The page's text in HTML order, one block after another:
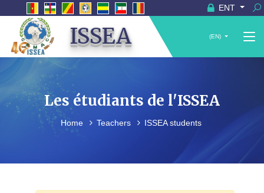
ENT
ISSEA (EN)
Les étudiants de l'ISSEA
Home Teachers ISSEA students